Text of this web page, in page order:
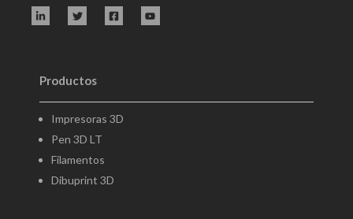
Productos
Impresoras 3D
Pen 3D LT
Filamentos
Dibuprint 3D